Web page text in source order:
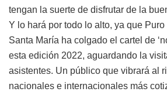
tengan la suerte de disfrutar de la
Y lo hará por todo lo alto, ya que
Santa María ha colgado el cartel de
esta edición 2022, aguardando la
asistentes. Un público que vibrará al
nacionales e internacionales más